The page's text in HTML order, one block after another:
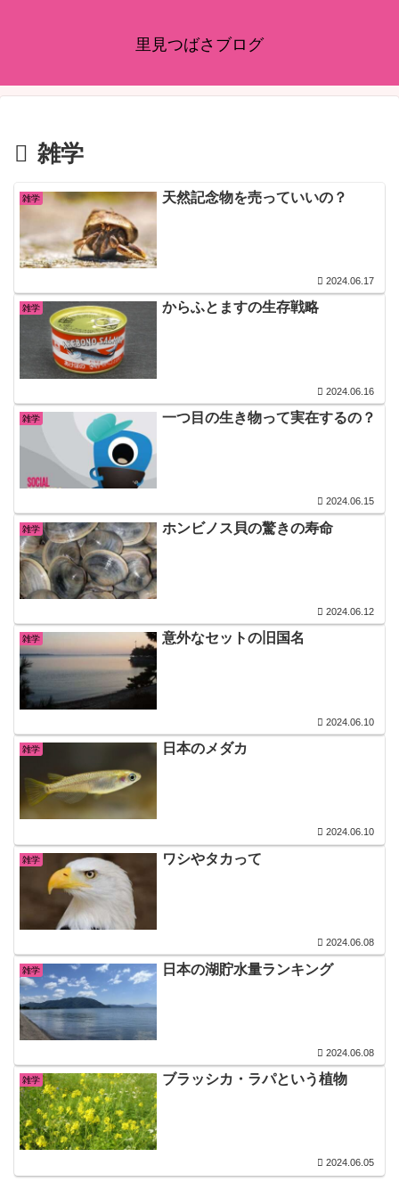
里見つばさブログ
雑学
雑学 天然記念物を売っていいの？
2024.06.17
雑学 からふとますの生存戦略
2024.06.16
雑学 一つ目の生き物って実在するの？
2024.06.15
雑学 ホンビノス貝の驚きの寿命
2024.06.12
雑学 意外なセットの旧国名
2024.06.10
雑学 日本のメダカ
2024.06.10
雑学 ワシやタカって
2024.06.08
雑学 日本の湖貯水量ランキング
2024.06.08
雑学 ブラッシカ・ラパという植物
2024.06.05